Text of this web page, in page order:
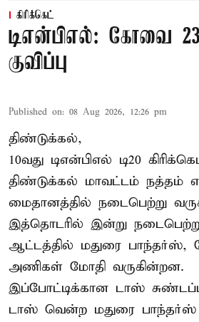
கிரிக்கெட்
டிஎன்பிஎல்: கோவை
குவிப்பு
Published on: 08 Aug 2026, 12:26 pm
திண்டுக்கல்,
10வது டிஎன்பிஎல் டி20
திண்டுக்கல் மாவட்டம் நத்தம்
மைதானத்தில் நடைபெற்று
இத்தொடரில் இன்று
ஆட்டத்தில் மதுரை
அணிகள் மோதி வருகின்றன.
இப்போட்டிக்கான டாஸ்
டாஸ் வென்ற மதுரை பாந்தர்ஸ்